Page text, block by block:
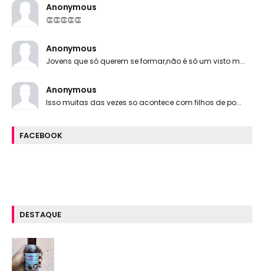
Anonymous
👏👏👏👏👏
Anonymous
Jovens que só querem se formar,não é só um visto m...
Anonymous
Isso muitas das vezes so acontece com filhos de po...
FACEBOOK
DESTAQUE